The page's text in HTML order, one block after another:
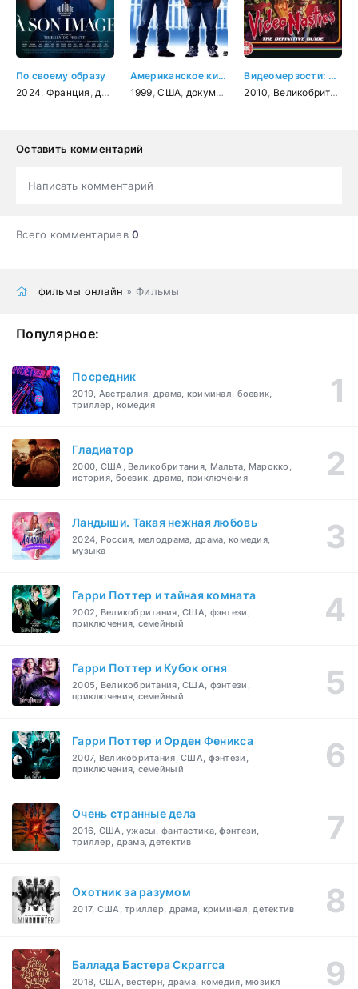
По своему образу
2024 Франция драма
Американское кино
1999 ,США документальный комедия
Видеомерзости: Моральная паника, цензура и видеозапись
2010 Великобритания
Оставить комментарий
Написать комментарий
Всего комментариев0
фильмы онлайн » Фильмы
Популярное:
Посредник
2019, Австралия, драма, криминал, боевик,
триллер, комедия
Гладиатор
2000, США, Великобритания, Мальта, Марокко,
история, боевик, драма, приключения
Ландыши. Такая нежная любовь
2024, Россия, мелодрама, драма, комедия,
музыка
Гарри Поттер и тайная комната
2002, Великобритания, США, фэнтези,
приключения, семейный
Гарри Поттер и Кубок огня
2005, Великобритания, США, фэнтези,
приключения, семейный
Гарри Поттер и Орден Феникса
2007, Великобритания, США, фэнтези,
приключения, семейный
Очень странные дела
2016, США, ужасы, фантастика, фэнтези,
триллер, драма, детектив
Охотник за разумом
2017, США, триллер, драма, криминал, детектив
Баллада Бастера Скраггса
2018, США, вестерн, драма, комедия, мюзикл